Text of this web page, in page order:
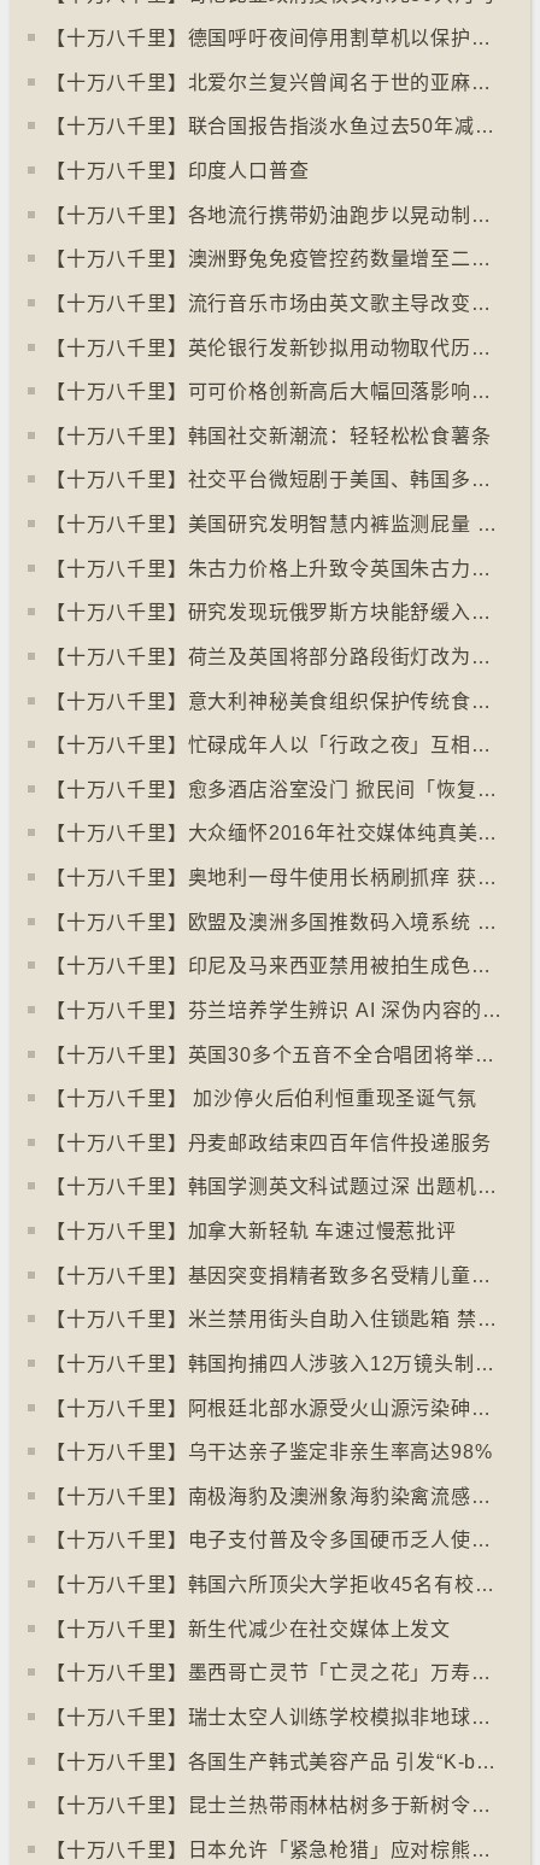
【十万八千里】德国呼吁夜间停用割草机以保护刺猬等动物
【十万八千里】北爱尔兰复兴曾闻名于世的亚麻布产业
【十万八千里】联合国报告指淡水鱼过去50年减少逾八成
【十万八千里】印度人口普查
【十万八千里】各地流行携带奶油跑步以晃动制造新鲜牛油
【十万八千里】澳洲野兔免疫管控药数量增至二亿只
【十万八千里】流行音乐市场由英文歌主导改变为多国语言歌曲
【十万八千里】英伦银行发新钞拟用动物取代历史人物
【十万八千里】可可价格创新高后大幅回落影响农民生计
【十万八千里】韩国社交新潮流：轻轻松松食薯条
【十万八千里】社交平台微短剧于美国、韩国多地掀热潮
【十万八千里】美国研究发明智慧内裤监测屁量 以助改善消化系统
【十万八千里】朱古力价格上升致令英国朱古力盗窃案高升
【十万八千里】研究发现玩俄罗斯方块能舒缓入侵性创伤后遗症
【十万八千里】荷兰及英国将部分路段街灯改为红色
【十万八千里】意大利神秘美食组织保护传统食物、烹饪方法和菜肴
【十万八千里】忙碌成年人以「行政之夜」互相督促完成搁置私务
【十万八千里】愈多酒店浴室没门 掀民间「恢复浴室门」倡议运动
【十万八千里】大众缅怀2016年社交媒体纯真美好体验
【十万八千里】奥地利一母牛使用长柄刷抓痒 获科学家确定懂得使用工具
【十万八千里】欧盟及澳洲多国推数码入境系统 毋须护照盖章
【十万八千里】印尼及马来西亚禁用被拍生成色情影像的人工智能平台Grok
【十万八千里】芬兰培养学生辨识 AI 深伪内容的能力
【十万八千里】英国30多个五音不全合唱团将举行十周年志庆
【十万八千里】 加沙停火后伯利恒重现圣诞气氛
【十万八千里】丹麦邮政结束四百年信件投递服务
【十万八千里】韩国学测英文科试题过深 出题机构院长引咎辞职
【十万八千里】加拿大新轻轨 车速过慢惹批评
【十万八千里】基因突变捐精者致多名受精儿童患癌
【十万八千里】米兰禁用街头自助入住锁匙箱 禁自助入住民宿
【十万八千里】韩国拘捕四人涉骇入12万镜头制色情内容
【十万八千里】阿根廷北部水源受火山源污染砷含量超标
【十万八千里】乌干达亲子鉴定非亲生率高达98%
【十万八千里】南极海豹及澳洲象海豹染禽流感病毒恐扩散
【十万八千里】电子支付普及令多国硬币乏人使用甚至停产
【十万八千里】韩国六所顶尖大学拒收45名有校园暴力纪录者入学
【十万八千里】新生代减少在社交媒体上发文
【十万八千里】墨西哥亡灵节「亡灵之花」万寿菊失收
【十万八千里】瑞士太空人训练学校模拟非地球生活
【十万八千里】各国生产韩式美容产品 引发“K-beauty”定义讨论
【十万八千里】昆士兰热带雨林枯树多于新树令二氧化碳释出量多于吸收量
【十万八千里】日本允许「紧急枪猎」应对棕熊袭击人类事件急增